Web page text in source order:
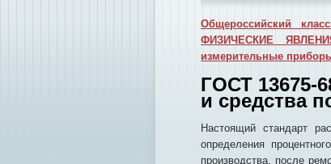
Общероссийский
ФИЗИЧЕСКИЕ
измерительные
ГОСТ 13675-
и средства
Настоящий стандарт
определения
производства, после